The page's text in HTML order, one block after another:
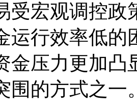
受宏观调控政
运行效率低的
金压力更加凸
围的方式之一